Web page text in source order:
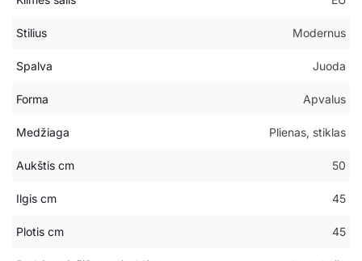
Stilius Modernus
Spalva Juoda
Forma Apvalus
Medžiaga Plienas, stiklas
Aukštis cm 50
Ilgis cm 45
Plotis cm 45